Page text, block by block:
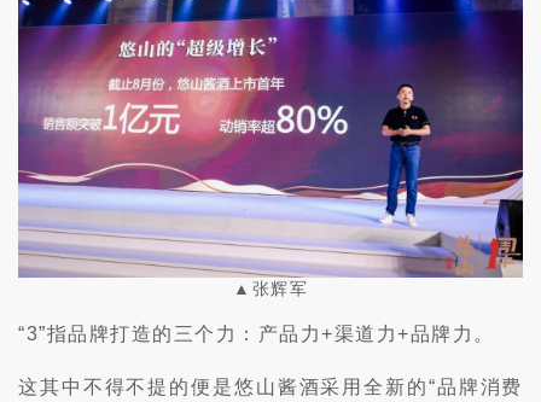
▲张辉军
“3”指品牌打造的三个力：产品力+渠道力+品牌力。
这其中不得不提的便是悠山酱酒采用全新的“品牌消费